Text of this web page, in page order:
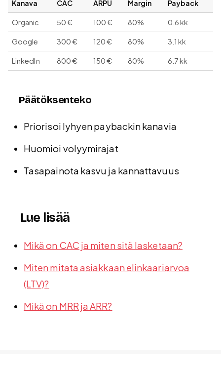
Kanava CAC ARPU Margin Payback
Organic 50 € 100 € 80% 0.6 kk
Google 300 € 120 € 80% 3.1 kk
LinkedIn 800 € 150 € 80% 6.7 kk
Päätöksenteko
Priorisoi lyhyen paybackin kanavia
Huomioi volyymirajat
Tasapainota kasvu ja kannattavuus
Lue lisää
Mikä on CAC ja miten sitä lasketaan?
Miten mitata asiakkaan elinkaariarvoa
(LTV)?
Mikä on MRR ja ARR?